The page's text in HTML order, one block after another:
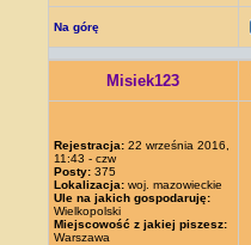
Na górę
Misiek123
Rejestracja: 22 września 2016,
11:43 - czw
Posty: 375
Lokalizacja: woj. mazowieckie
Ule na jakich gospodaruję:
Wielkopolski
Miejscowość z jakiej piszesz:
Warszawa